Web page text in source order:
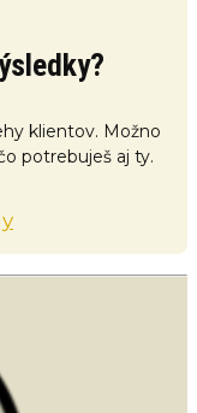
klientov. Možno
potrebuješ aj ty.